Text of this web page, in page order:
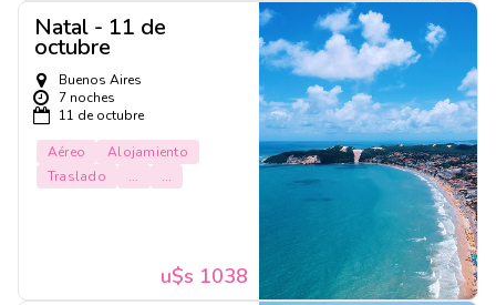
Natal - 11 de
octubre
Buenos Aires
7 noches
11 de octubre
Aéreo
Alojamiento
Traslado
... ...
u$s 1038